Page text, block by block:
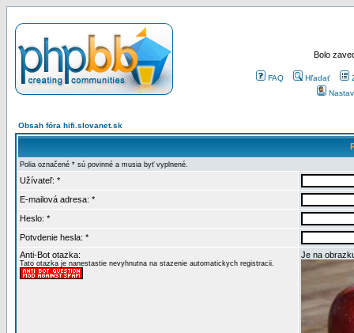
Bolo
FAQ Hľadať
Obsah fóra hifi.slovanet.sk
Polia označené * sú povinné a musia byť vyplnené.
Užívateľ: *
E-mailová adresa: *
Heslo: *
Potvdenie hesla: *
Anti-Bot otazka:
Tato otazka je nanestastie nevyhnutna na stazenie automatickych registracii.
Je na